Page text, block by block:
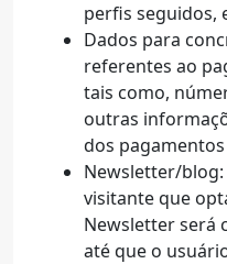
perfis seguidos,
Dados para
referentes ao
tais como,
outras
dos
Newsletter/
visitante que
Newsletter será
até que o